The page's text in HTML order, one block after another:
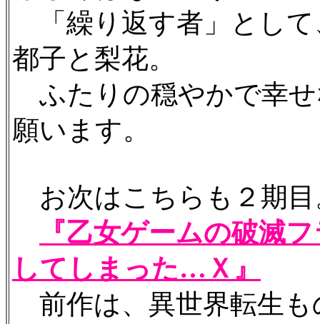
「繰り返す者」として
都子と梨花。
ふたりの穏やかで幸
願います。
お次はこちらも２期目
『乙女ゲームの破滅
してしまった…Ｘ』
前作は、異世界転生も